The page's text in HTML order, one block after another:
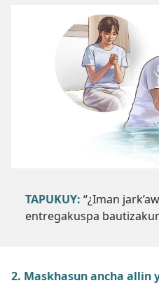
TAPUKUY: “¿Iman
entregakuspa
2. Maskhasun ancha allin